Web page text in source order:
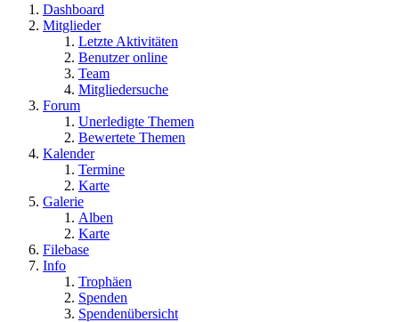
Dashboard
Mitglieder
Letzte Aktivitäten
Benutzer online
Team
Mitgliedersuche
Forum
Unerledigte Themen
Bewertete Themen
Kalender
Termine
Karte
Galerie
Alben
Karte
Filebase
Info
Trophäen
Spenden
Spendenübersicht